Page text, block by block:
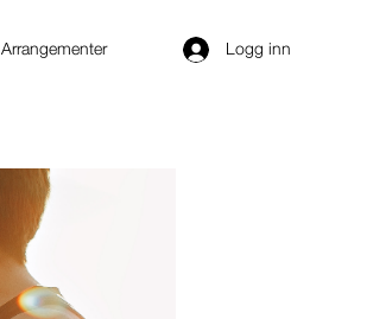
Arrangementer Logg inn